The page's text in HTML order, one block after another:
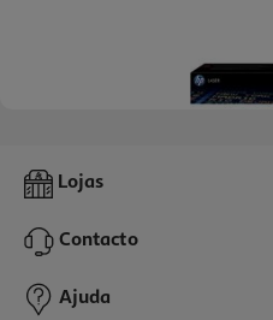
Toner Original Hp 117a Ciano Laser
69,99 €
Lojas
Contacto
Ajuda